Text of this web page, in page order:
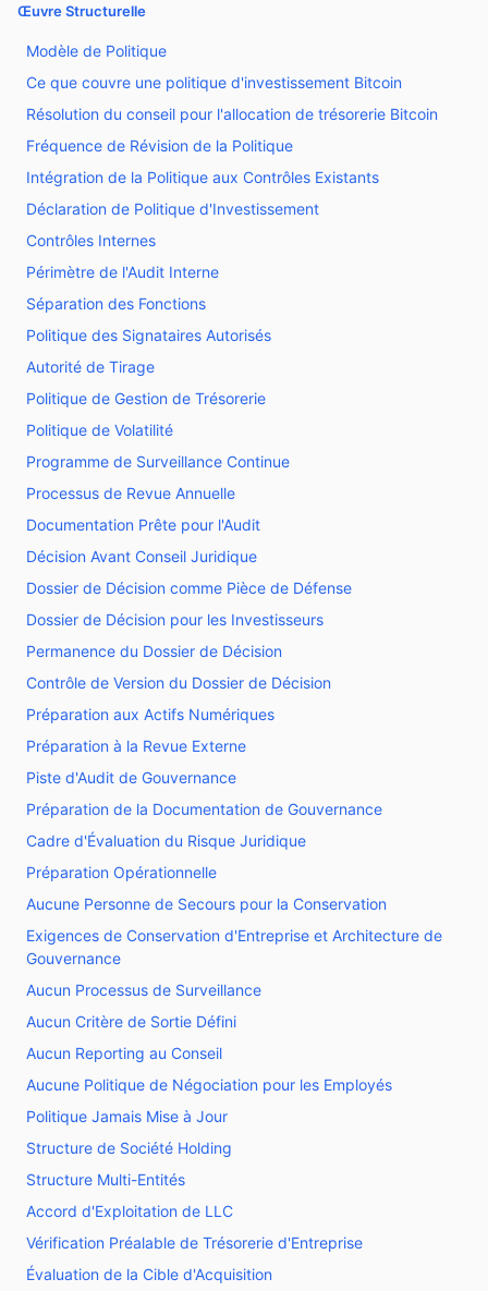
Œuvre Structurelle
Modèle de Politique
Ce que couvre une politique d'investissement Bitcoin
Résolution du conseil pour l'allocation de trésorerie Bitcoin
Fréquence de Révision de la Politique
Intégration de la Politique aux Contrôles Existants
Déclaration de Politique d'Investissement
Contrôles Internes
Périmètre de l'Audit Interne
Séparation des Fonctions
Politique des Signataires Autorisés
Autorité de Tirage
Politique de Gestion de Trésorerie
Politique de Volatilité
Programme de Surveillance Continue
Processus de Revue Annuelle
Documentation Prête pour l'Audit
Décision Avant Conseil Juridique
Dossier de Décision comme Pièce de Défense
Dossier de Décision pour les Investisseurs
Permanence du Dossier de Décision
Contrôle de Version du Dossier de Décision
Préparation aux Actifs Numériques
Préparation à la Revue Externe
Piste d'Audit de Gouvernance
Préparation de la Documentation de Gouvernance
Cadre d'Évaluation du Risque Juridique
Préparation Opérationnelle
Aucune Personne de Secours pour la Conservation
Exigences de Conservation d'Entreprise et Architecture de
Gouvernance
Aucun Processus de Surveillance
Aucun Critère de Sortie Défini
Aucun Reporting au Conseil
Aucune Politique de Négociation pour les Employés
Politique Jamais Mise à Jour
Structure de Société Holding
Structure Multi-Entités
Accord d'Exploitation de LLC
Vérification Préalable de Trésorerie d'Entreprise
Évaluation de la Cible d'Acquisition